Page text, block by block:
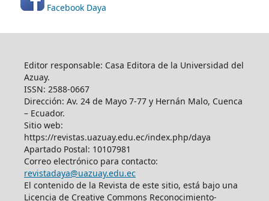
Facebook Daya
Editor responsable: Casa Editora de la Universidad del
Azuay.
ISSN: 2588-0667
Dirección: Av. 24 de Mayo 7-77 y Hernán Malo, Cuenca
– Ecuador.
Sitio web:
https://revistas.uazuay.edu.ec/index.php/daya
Apartado Postal: 10107981
Correo electrónico para contacto:
revistadaya@uazuay.edu.ec
El contenido de la Revista de este sitio, está bajo una
Licencia de Creative Commons Reconocimiento-